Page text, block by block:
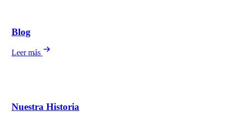
Blog
Leer más
Nuestra Historia